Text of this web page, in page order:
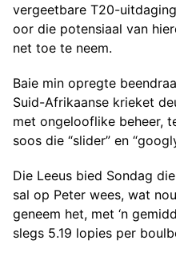
vergeetbare T20-
oor die potensiaal van
net toe te neem.
Baie min opregte
Suid-Afrikaanse krieket
met ongelooflike beheer,
soos die “slider” en
Die Leeus bied Sondag
sal op Peter wees, wat nou
geneem het, met ‘n
slegs 5.19 lopies per